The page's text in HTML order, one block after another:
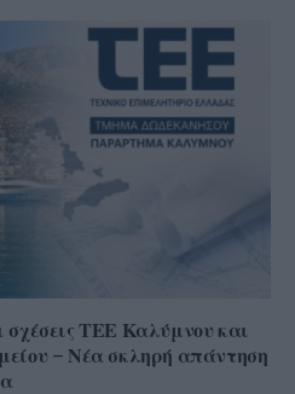
σχέσεις ΤΕΕ Καλύμνου και
– Νέα σκληρή απάντηση